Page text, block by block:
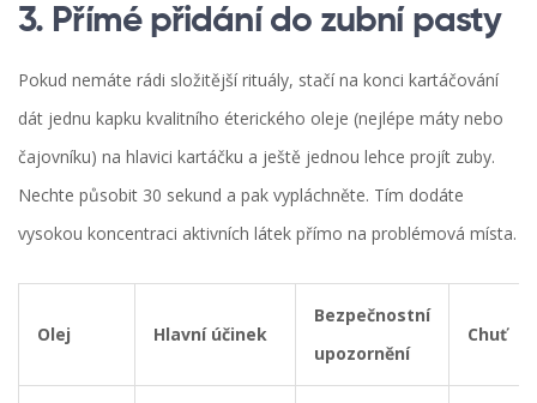
3. Přímé přidání do zubní pasty
Pokud nemáte rádi složitější rituály, stačí na konci kartáčování
dát jednu kapku kvalitního éterického oleje (nejlépe máty nebo
čajovníku) na hlavici kartáčku a ještě jednou lehce projít zuby.
Nechte působit 30 sekund a pak vypláchněte. Tím dodáte
vysokou koncentraci aktivních látek přímo na problémová místa.
Olej Hlavní účinek
Bezpečnostní
upozornění
Chuť